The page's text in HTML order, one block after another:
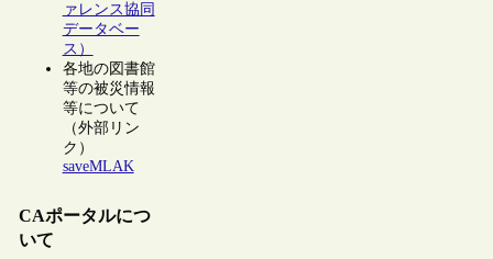
ァレンス協同
データベー
ス）
各地の図書館
等の被災情報
等について
（外部リン
ク）
saveMLAK
CAポータルにつ
いて